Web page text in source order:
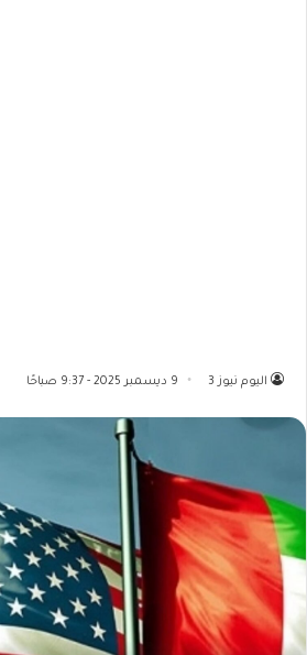
اليوم نيوز 3 9 ديسمبر 2025 - 9:37 صباحًا